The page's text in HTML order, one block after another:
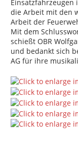
die Arbeit mit den
Arbeit der
Mit dem
schießt OBR
und bedankt sich
AG für ihre